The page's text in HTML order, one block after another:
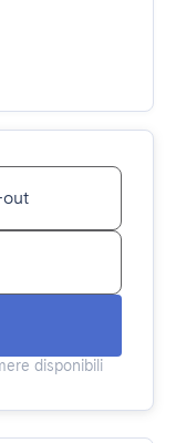
out
disponibili